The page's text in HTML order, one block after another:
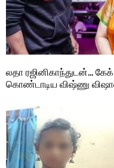
லதா ரஜினிகாந்துடன்…
கொண்டாடிய விஷ்ணு